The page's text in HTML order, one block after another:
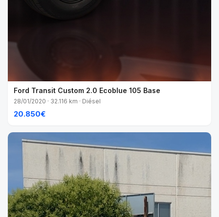
Ford Transit Custom 2.0 Ecoblue 105 Base
28/01/2020 · 32.116 km · Diésel
20.850€